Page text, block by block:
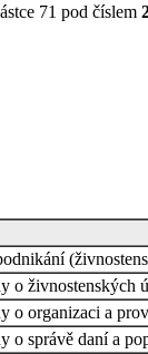
71 pod číslem
o živnostenských
o organizaci a
o správě daní a